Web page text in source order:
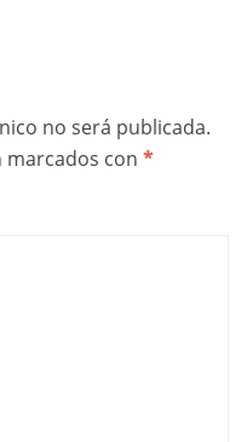
no será publicada.
marcados con *